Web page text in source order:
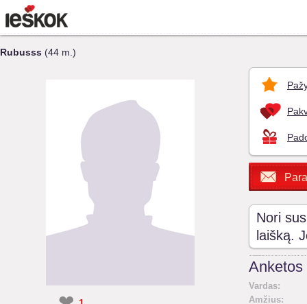
Rubusss (44 m.)
Nori
laišką.
Anketos
Vardas:
Amžius: